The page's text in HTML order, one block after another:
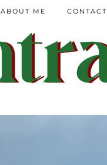
ABOUT ME CONTACT